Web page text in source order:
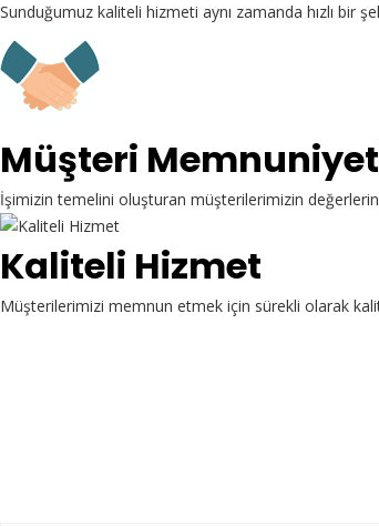
Sunduğumuz kaliteli hizmeti aynı zamanda hızlı bir
Müşteri
İşimizin temelini oluşturan müşterilerimizin
Kaliteli Hizmet
Müşterilerimizi memnun etmek için sürekli olarak